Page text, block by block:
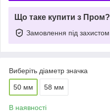
Що таке купити з Пром?
Замовлення під захистом
Виберіть діаметр значка
50 мм 58 мм
В наявності